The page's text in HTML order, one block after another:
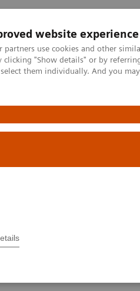
website experience
partners use cookies and other
clicking "Show details" or by
them individually. And you
Laboratorní diagnostika